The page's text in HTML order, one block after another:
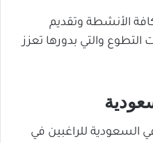
الأنشطة وتقديم
والتي بدورها تعزز
السعودية للراغبين في